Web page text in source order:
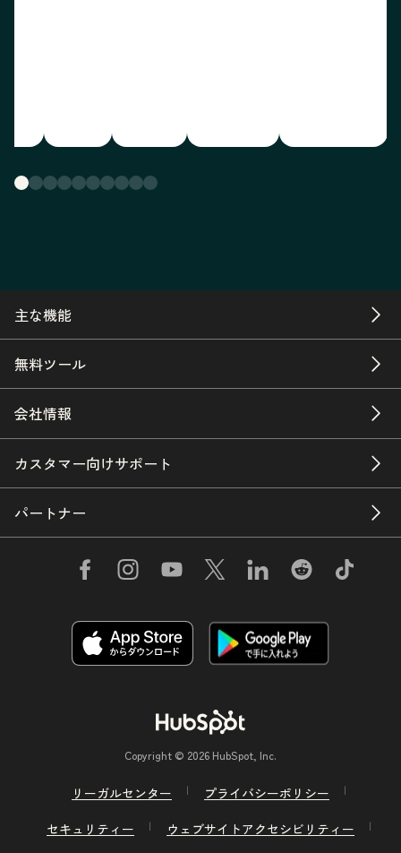
主な機能
無料ツール
会社情報
カスタマー向けサポート
パートナー
Copyright © 2026 HubSpot, Inc.
リーガルセンター
プライバシーポリシー
セキュリティー
ウェブサイトアクセシビリティー